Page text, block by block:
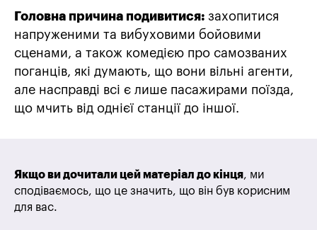
Головна причина подивитися: захопитися
напруженими та вибуховими бойовими
сценами, а також комедією про самозваних
поганців, які думають, що вони вільні агенти,
але насправді всі є лише пасажирами поїзда,
що мчить від однієї станції до іншої.
Якщо ви дочитали цей матеріал до кінця, ми
сподіваємось, що це значить, що він був корисним
для вас.